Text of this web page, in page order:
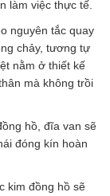
làm việc thực tế.
nguyên tắc quay
chảy, tương tự
nằm ở thiết kế
mà không trồi
hồ, đĩa van sẽ
đóng kín hoàn
kim đồng hồ sẽ